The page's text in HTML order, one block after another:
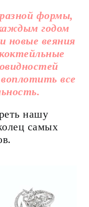
формы,
годом
новые веяния
все
нашу
самых